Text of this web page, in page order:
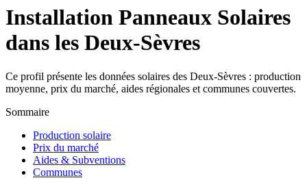
Installation Panneaux Solaires
dans les Deux-Sèvres
Ce profil présente les données solaires des Deux-Sèvres : production
moyenne, prix du marché, aides régionales et communes couvertes.
Sommaire
Production solaire
Prix du marché
Aides & Subventions
Communes